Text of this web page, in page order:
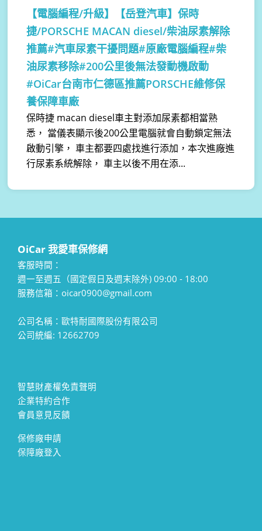
【電腦編程/升級】
【岳登汽車】保時
捷/PORSCHE MACAN diesel/柴油尿素解除
推薦#汽車尿素干擾問題#原廠電腦編程#柴
油尿素移除#200公里後無法發動機啟動
#OiCar台南市仁德區推薦PORSCHE維修保
養保障車廠
保時捷 macan diesel車主對添加尿素都相當熟
悉， 當儀表顯示後200公里電腦就會自動鎖定無法
啟動引擎， 車主都要四處找進行添加，本次進廠進
行尿素系統解除， 車主以後不用在添...
OiCar 我愛車保修網
客服時間：
週一至週五（國定假日及週末除外) 09:00 - 18:00
服務信箱：oicar0900@gmail.com
公司名稱：歐特耐國際股份有限公司
公司統編: 12662709
智慧財產權免責聲明
企業特約合作
會員意見反饋
保修廠申請
保障廠登入